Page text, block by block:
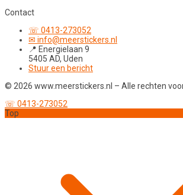
Contact
☏ 0413-273052
✉ info@meerstickers.nl
📍 Energielaan 9
5405 AD, Uden
Stuur een bericht
© 2026 www.meerstickers.nl – Alle rechten
☏ 0413-273052
Top